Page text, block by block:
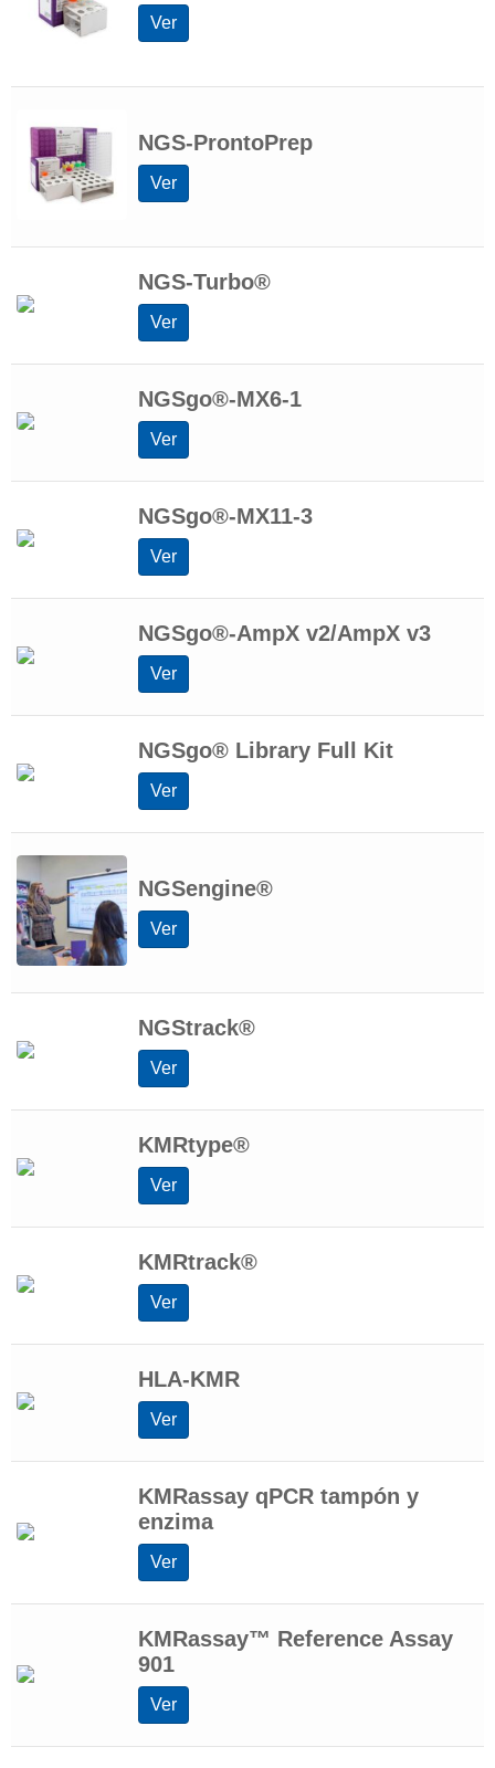
qPCR Monitorización del quimerismo
Software de análisis
NGS Tipificación KIR
Ver
NGS-ProntoPrep
Ver
NGS-Turbo®
Ver
NGSgo®-MX6-1
Ver
NGSgo®-MX11-3
Ver
NGSgo®-AmpX v2/AmpX v3
Ver
NGSgo® Library Full Kit
Ver
NGSengine®
Ver
NGStrack®
Ver
KMRtype®
Ver
KMRtrack®
Ver
HLA-KMR
Ver
KMRassay qPCR tampón y
enzima
Ver
KMRassay™ Reference Assay
901
Ver